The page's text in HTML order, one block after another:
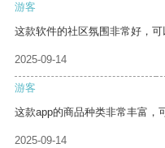
游客
这款软件的社区氛围非常好，可
2025-09-14
游客
这款app的商品种类非常丰富，
2025-09-14